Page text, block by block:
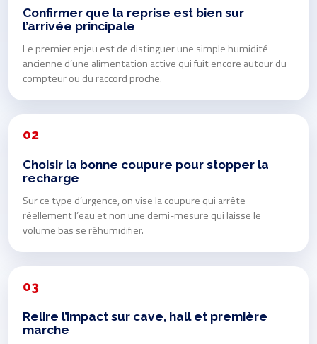
Confirmer que la reprise est bien sur
l’arrivée principale
Le premier enjeu est de distinguer une simple humidité
ancienne d’une alimentation active qui fuit encore autour du
compteur ou du raccord proche.
02
Choisir la bonne coupure pour stopper la
recharge
Sur ce type d’urgence, on vise la coupure qui arrête
réellement l’eau et non une demi-mesure qui laisse le
volume bas se réhumidifier.
03
Relire l’impact sur cave, hall et première
marche